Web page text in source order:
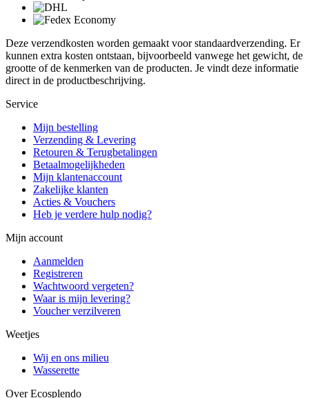
Deze verzendkosten worden gemaakt voor standaardverzending. Er
kunnen extra kosten ontstaan, bijvoorbeeld vanwege het gewicht, de
grootte of de kenmerken van de producten. Je vindt deze informatie
direct in de productbeschrijving.
Service
Mijn bestelling
Verzending & Levering
Retouren & Terugbetalingen
Betaalmogelijkheden
Mijn klantenaccount
Zakelijke klanten
Acties & Vouchers
Heb je verdere hulp nodig?
Mijn account
Aanmelden
Registreren
Wachtwoord vergeten?
Waar is mijn levering?
Voucher verzilveren
Weetjes
Wij en ons milieu
Wasserette
Over Ecosplendo